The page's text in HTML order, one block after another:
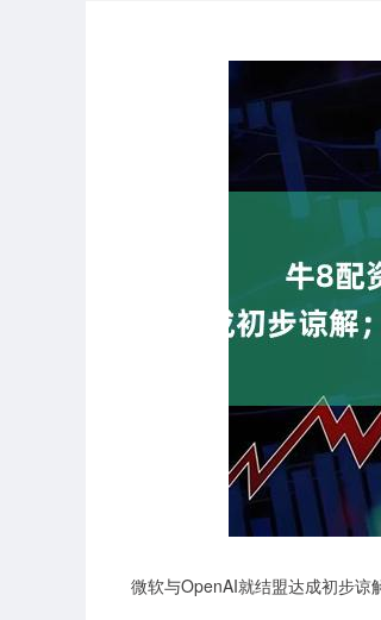
微软与OpenAI就结盟达成初步谅